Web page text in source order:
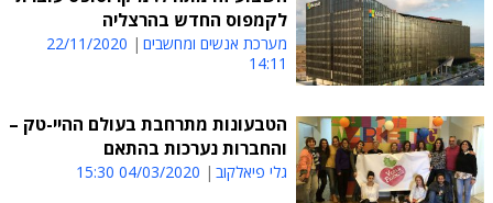
לקמפוס החדש בהרצליה
מערכת אנשים ומחשבים
22/11/2020
14:11
הטבעונות מתרחבת בעולם ההיי-טק –
והחברות נערכות בהתאם
גלי פיאלקוב 04/03/2020 15:30